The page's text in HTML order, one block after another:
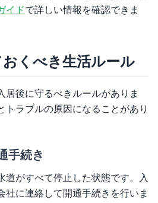
イドで詳しい情報を確認できま
くべき生活ルール
居後に守るべきルールがありま
トラブルの原因になることがあり
手続き
道がすべて停止した状態です。入
社に連絡して開通手続きを行いま